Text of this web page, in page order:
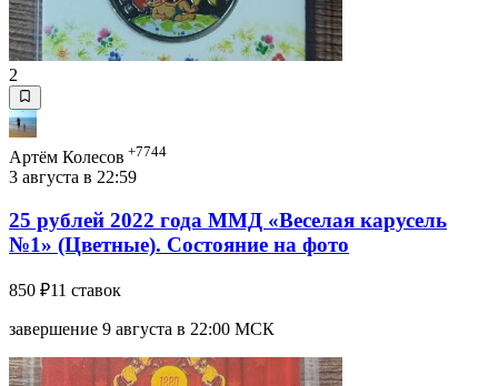
2
Артём Колесов +7744
3 августа в 22:59
25 рублей 2022 года ММД «Веселая карусель
№1» (Цветные). Состояние на фото
850 ₽11 ставок
завершение 9 августа в 22:00 МСК